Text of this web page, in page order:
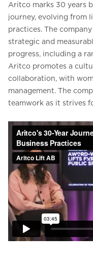
Aritco marks 30 years
journey, evolving from
practices. The
strategic and
progress, including a
Aritco promotes a
collaboration, with
management. The
teamwork as it strives